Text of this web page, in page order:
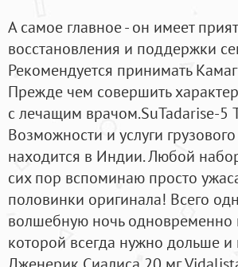
А самое главное - он имеет
восстановления и поддержки
Рекомендуется принимать
Прежде чем совершить
с лечащим врачом.SuTadarise-5
Возможности и услуги
находится в Индии. Любой
сих пор вспоминаю просто
половинки оригинала! Всего
волшебную ночь
которой всегда нужно дольше